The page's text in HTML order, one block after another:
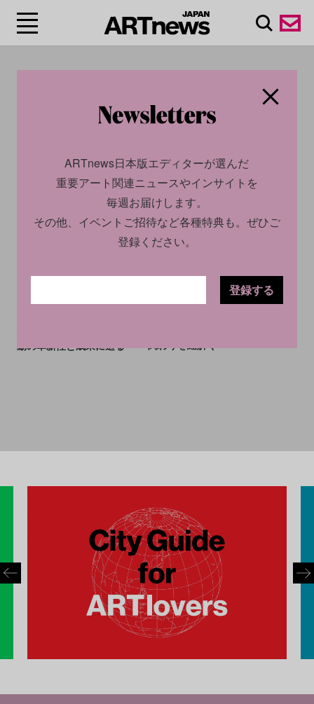
CULTURE INSIGHT
動の革新性と成果に迫る
CULTURE INSIGHT
関わりを紐解く
ARTnews日本版エディターが選んだ
重要アート関連ニュースやインサイトを
毎週お届けします。
その他、イベントご招待など各種特典も。ぜひご
登録ください。
登録する